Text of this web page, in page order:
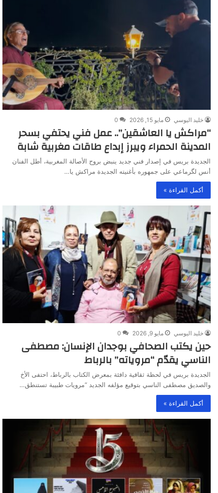
خليد اليوسي مايو 15, 2026 0
“مراكش يا العاشقين”.. عمل فني يحتفي بسحر
المدينة الحمراء ويبرز إبداع طاقات مغربية شابة
الجديدة بريس في إصدار فني جديد ينبض بروح الأصالة المغربية، أطل الفنان
أنس لگرماعي على جمهوره بأغنيته الجديدة مراكش يا…
أكمل القراءة »
خليد اليوسي مايو 9, 2026 0
حين يكتب الصحافي بوجدان الإنسان: مصطفى
الناسي يقدّم “مروياته” بالرباط
الجديدة بريس في لحظة ثقافية دافئة بمعرض الكتاب بالرباط، احتفى الأخ
والصديق مصطفى الناسي بتوقيع مؤلفه الجديد “مرويات طبيبة تستنطق…
أكمل القراءة »